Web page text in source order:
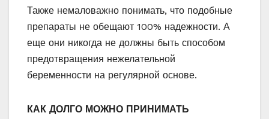
Также немаловажно понимать, что подобные
препараты не обещают 100% надежности. А
еще они никогда не должны быть способом
предотвращения нежелательной
беременности на регулярной основе.
КАК ДОЛГО МОЖНО ПРИНИМАТЬ